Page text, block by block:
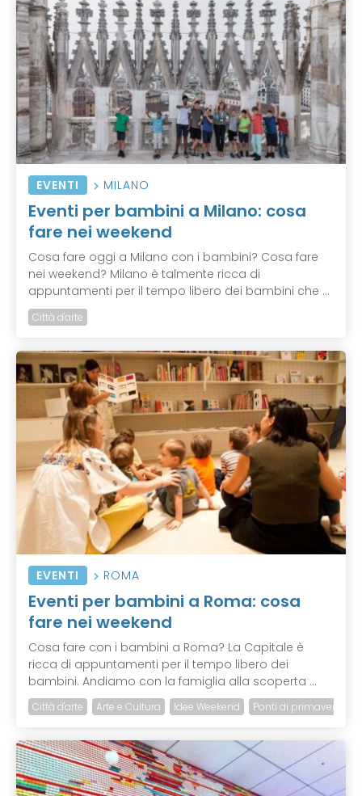
EVENTI MILANO
Eventi per bambini a Milano: cosa
fare nei weekend
Cosa fare oggi a Milano con i bambini? Cosa fare
nei weekend? Milano è talmente ricca di
appuntamenti per il tempo libero dei bambini che ...
Città d'arte
EVENTI ROMA
Eventi per bambini a Roma: cosa
fare nei weekend
Cosa fare con i bambini a Roma? La Capitale è
ricca di appuntamenti per il tempo libero dei
bambini. Andiamo con la famiglia alla scoperta ...
Città d'arte Arte e Cultura Idee Weekend Ponti di primavera